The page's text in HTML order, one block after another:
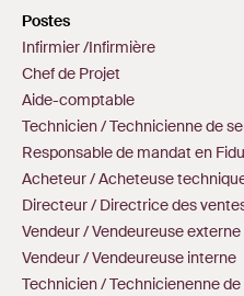
Postes
Infirmier /Infirmière
Chef de Projet
Aide-comptable
Technicien / Technicienne de
Responsable de mandat en
Acheteur / Acheteuse
Directeur / Directrice des
Vendeur / Vendeureuse externe
Vendeur / Vendeureuse interne
Technicien / Technicienenne